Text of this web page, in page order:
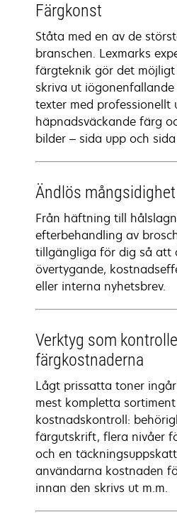
Färgkonst
Ståta med en av de
branschen. Lexmarks
färgteknik gör det
skriva ut
texter med professionellt
häpnadsväckande färg
bilder – sida upp och sida
Ändlös mångsidighet
Från häftning till
efterbehandling av
tillgängliga för dig så att
övertygande,
eller interna nyhetsbrev.
Verktyg som
färgkostnaderna
Lågt prissatta toner
mest kompletta
kostnadskontroll:
färgutskrift, flera nivåer
och en
användarna kostnaden
innan den skrivs ut m.m.